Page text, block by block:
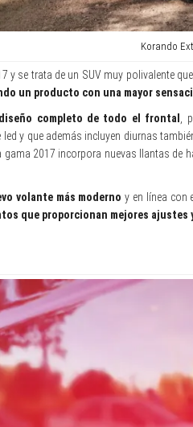
Korando
y se trata de un SUV muy polivalente
un producto con una mayor
completo de todo el frontal
,
y que además incluyen diurnas
gama 2017 incorpora nuevas llantas
volante más moderno y en línea con
que proporcionan mejores ajustes